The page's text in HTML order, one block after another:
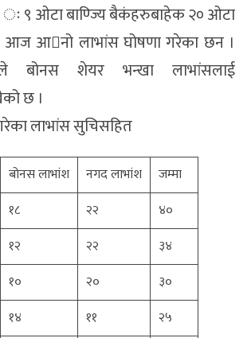
ः ९ ओटा बाण्ज्यि बैकंहरुबाहेक २० ओटा
आनो लाभांस घोषणा गरेका छन ।
बोनस शेयर भन्खा लाभांसलाई
छ ।
लाभांस सुचिसहित
बोनस लाभांश नगद लाभांश
जम्मा
१८ २२
४०
१२ २२
३४
१० २०
३०
१४ ११
२५